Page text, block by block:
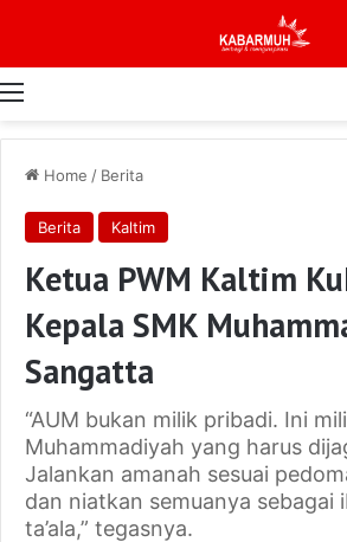
Menu
Home / Berita
Berita Kaltim
Ketua PWM Kaltim
Kepala SMK
Sangatta
“AUM bukan milik pribadi. Ini
Muhammadiyah yang harus
Jalankan amanah sesuai
dan niatkan semuanya sebagai
ta’ala,” tegasnya.